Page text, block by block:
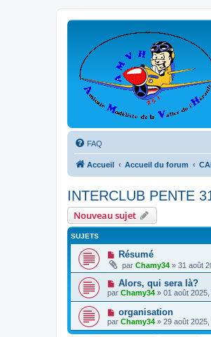
FAQ
Accueil Accueil du forum
INTERCLUB PENTE
Nouveau sujet
SUJETS
Résumé
par Chamy34 » 31 août
Alors, qui sera là?
par Chamy34 » 01 août
organisation
par Chamy34 » 29 août